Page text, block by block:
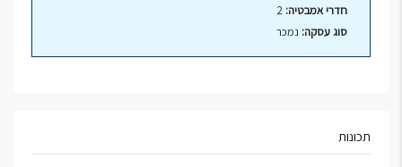
חדרי אמבטיה:
סוג עסקה: נמכר
תכונות